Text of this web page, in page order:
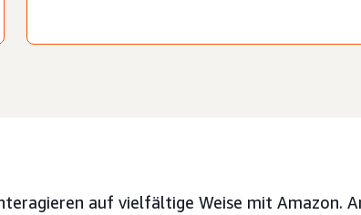
auf vielfältige Weise mit Amazon.